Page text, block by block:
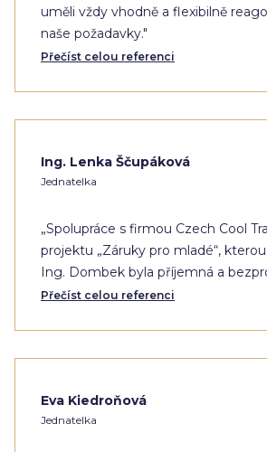
uměli vždy vhodně a flexibilně
naše požadavky."
Přečíst celou referenci
Ing. Lenka Ščupáková
Jednatelka
„Spolupráce s firmou Czech Cool
projektu „Záruky pro mladé“,
Ing. Dombek byla příjemná a
Přečíst celou referenci
Eva Kiedroňová
Jednatelka